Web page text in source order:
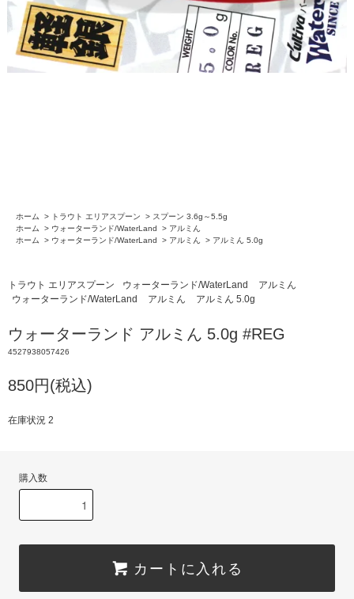
ホーム > トラウト エリアスプーン > スプーン 3.6g～5.5g
ホーム
> ウォーターランド/WaterLand > アルミん
ホーム
> ウォーターランド/WaterLand > アルミん > アルミん 5.0g
トラウト エリアスプーン ウォーターランド/WaterLand
アルミん
ウォーターランド/WaterLand
アルミん アルミん 5.0g
ウォーターランド アルミん 5.0g #REG
4527938057426
850円(税込)
在庫状況 2
購入数
カートに入れる